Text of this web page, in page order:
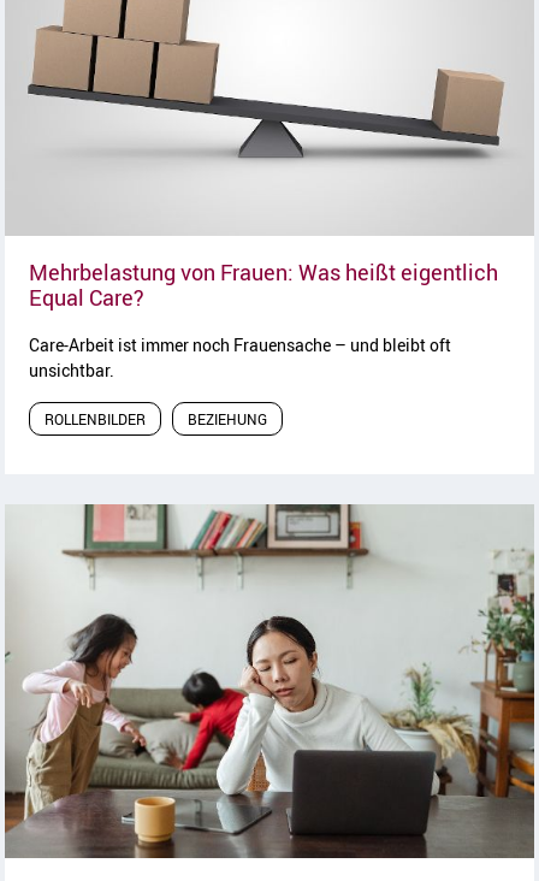
Mehrbelastung von Frauen: Was heißt eigentlich
Equal Care?
Care-Arbeit ist immer noch Frauensache – und bleibt oft
unsichtbar.
ROLLENBILDER BEZIEHUNG